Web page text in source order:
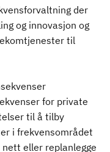
der
og innovasjon og
til
for private
til å tilby
i frekvensområdet
eller replanlegge